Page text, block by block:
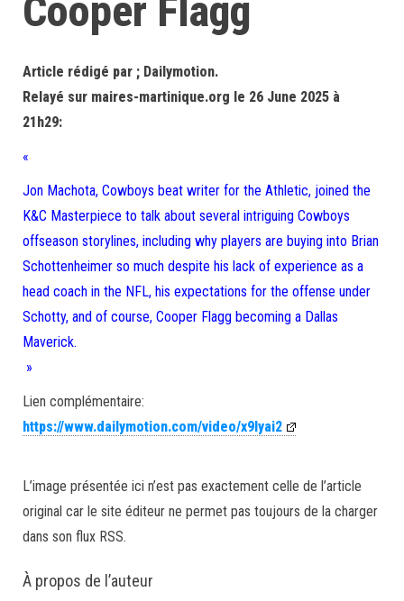
Cooper Flagg
Article rédigé par ; Dailymotion.
Relayé sur maires-martinique.org le 26 June 2025 à
21h29:
«
Jon Machota, Cowboys beat writer for the Athletic, joined the
K&C Masterpiece to talk about several intriguing Cowboys
offseason storylines, including why players are buying into Brian
Schottenheimer so much despite his lack of experience as a
head coach in the NFL, his expectations for the offense under
Schotty, and of course, Cooper Flagg becoming a Dallas
Maverick.
»
Lien complémentaire:
https://www.dailymotion.com/video/x9lyai2
L’image présentée ici n’est pas exactement celle de l’article
original car le site éditeur ne permet pas toujours de la charger
dans son flux RSS.
À propos de l’auteur